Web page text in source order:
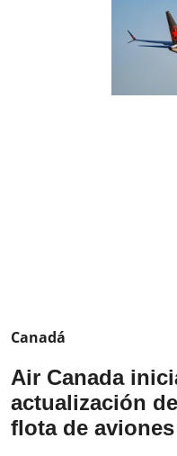
Canadá
Air Canada
actualización
flota de